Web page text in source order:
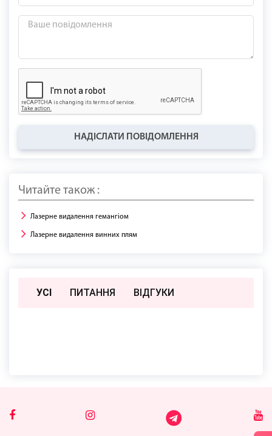
НАДІСЛАТИ ПОВІДОМЛЕННЯ
Читайте також :
Лазерне видалення гемангіом
Лазерне видалення винних плям
УСІ ПИТАННЯ ВIДГУКИ